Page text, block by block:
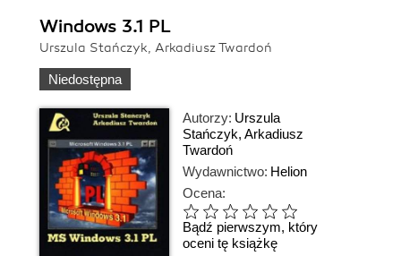
Windows 3.1 PL
Urszula Stańczyk, Arkadiusz Twardoń
Niedostępna
Autorzy: Urszula
Stańczyk, Arkadiusz
Twardoń
Wydawnictwo: Helion
Ocena:
Bądź pierwszym, który
oceni tę książkę